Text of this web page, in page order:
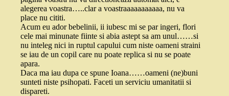
alegerea voastra…..clar a voastraaaaaaaaaaa, nu va
place nu cititi.
Acum eu ador bebelinii, ii iubesc mi se par ingeri, flori
cele mai minunate fiinte si abia astept sa am unul……si
nu inteleg nici in ruptul capului cum niste oameni straini
se iau de un copil care nu poate replica si nu se poate
apara.
Daca ma iau dupa ce spune Ioana……oameni (ne)buni
sunteti niste psihopati. Faceti un serviciu umanitatii si
dispareti.